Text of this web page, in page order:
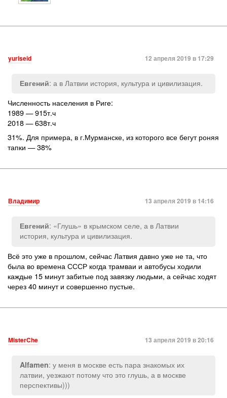
yuriseid 12 апреля 2019 в 17:29
Евгений: а в Латвии история, культура и цивилизация.
Численность населения в Риге:
1989 — 915т.ч
2018 — 638т.ч
31%. Для примера, в г.Мурманске, из которого все бегут роняя
тапки — 38%
Владимир 13 апреля 2019 в 14:16
Евгений: «Глушь» в крымском селе, а в Латвии
история, культура и цивилизация.
Всё это уже в прошлом, сейчас Латвия давно уже не та, что
была во времена СССР когда трамваи и автобусы ходили
каждые 15 минут забитые под завязку людьми, а сейчас ходят
через 40 минут и совершенно пустые.
MisterChe 13 апреля 2019 в 20:16
Alfamen: у меня в москве есть пара знакомых их
латвии, уезжают потому что это глушь, а в москве
перспективы)))